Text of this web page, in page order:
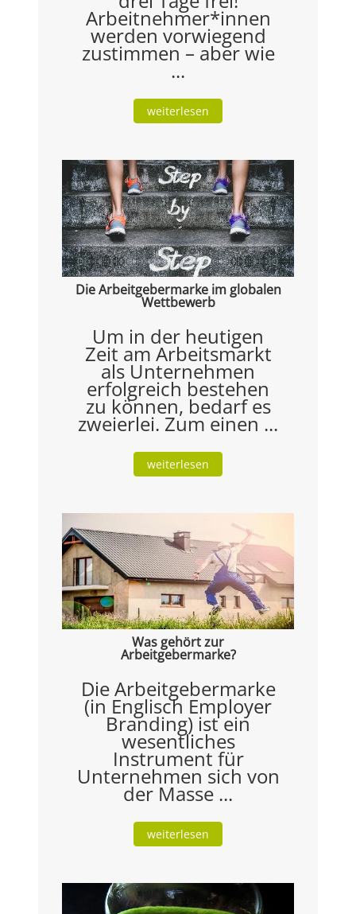
Arbeitnehmer*innen
werden vorwiegend
zustimmen – aber wie
...
weiterlesen
Die Arbeitgebermarke im globalen
Wettbewerb
Um in der heutigen
Zeit am Arbeitsmarkt
als Unternehmen
erfolgreich bestehen
zu können, bedarf es
zweierlei. Zum einen ...
weiterlesen
Was gehört zur
Arbeitgebermarke?
Die Arbeitgebermarke
(in Englisch Employer
Branding) ist ein
wesentliches
Instrument für
Unternehmen sich von
der Masse ...
weiterlesen